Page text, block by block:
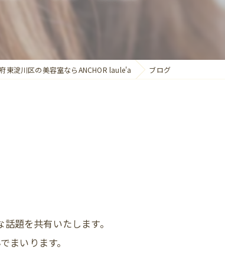
laule'a
東淀川区の美容室ならANCHOR laule'a ブログ
題を共有いたします。
まいります。